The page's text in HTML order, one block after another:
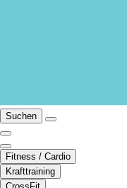
Suchen
Fitness / Cardio
Krafttraining